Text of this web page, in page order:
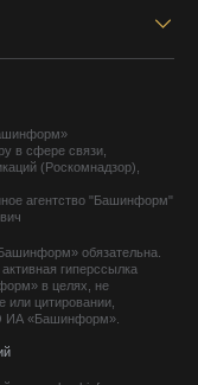
в сфере связи,
(Роскомнадзор),
агентство "Башинформ"
обязательна.
гиперссылка
в целях, не
или цитировании,
ИА «Башинформ».